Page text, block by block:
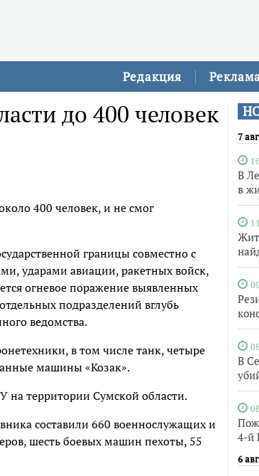
Редакция
7
В
в
В
4-й
6
до 400 человек
400 человек, и не смог
границы совместно с
ударами авиации, ракетных войск,
огневое поражение выявленных
подразделений вглубь
ведомства.
в том числе танк, четыре
машины «Козак».
на территории Сумской области.
составили 660 военнослужащих и
шесть боевых машин пехоты, 55